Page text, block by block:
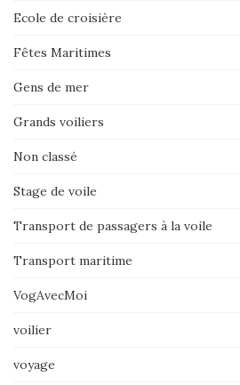
Ecole de croisière
Fêtes Maritimes
Gens de mer
Grands voiliers
Non classé
Stage de voile
Transport de passagers à la voile
Transport maritime
VogAvecMoi
voilier
voyage